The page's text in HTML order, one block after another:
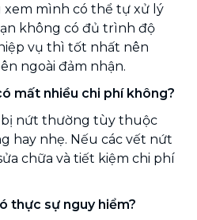
xem mình có thể tự xử lý
không có đủ trình độ
vụ thì tốt nhất nên
ngoài đảm nhận.
mất nhiều chi phí không?
nứt thường tùy thuộc
hay nhẹ. Nếu các vết nứt
chữa và tiết kiệm chi phí
thực sự nguy hiểm?